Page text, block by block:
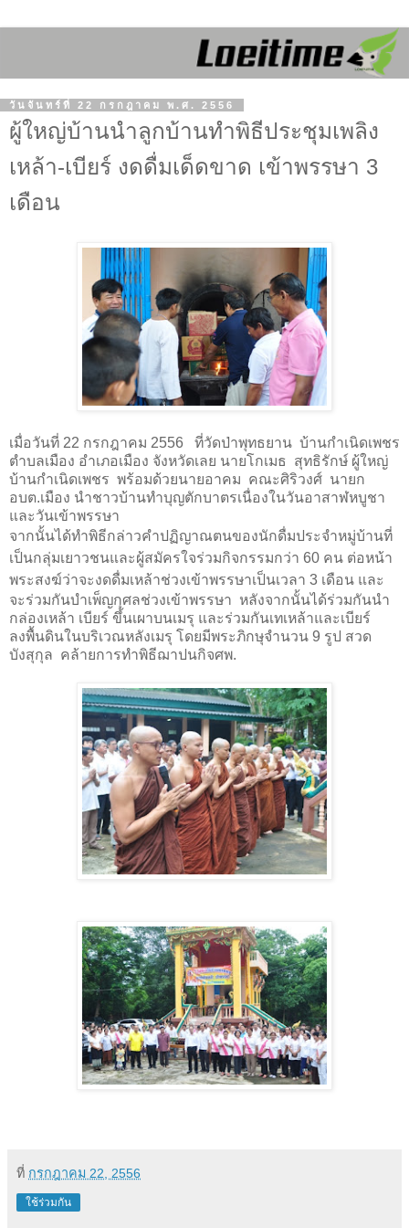
วันจันทร์ที่ 22 กรกฎาคม พ.ศ. 2556
ผู้ใหญ่บ้านนำลูกบ้านทำพิธีประชุมเพลิง
เหล้า-เบียร์ งดดื่มเด็ดขาด เข้าพรรษา 3
เดือน
เมื่อวันที่ 22 กรกฎาคม 2556
ที่วัดป่าพุทธยาน บ้านกำเนิดเพชร
ตำบลเมือง อำเภอเมือง จังหวัดเลย นายโกเมธ สุทธิรักษ์ ผู้ใหญ่
บ้านกำเนิดเพชร พร้อมด้วยนายอาคม คณะศิริวงศ์ นายก
อบต.เมือง นำชาวบ้านทำบุญตักบาตรเนื่องในวันอาสาฬหบูชา
และวันเข้าพรรษา
จากนั้นได้ทำพิธีกล่าวคำปฏิญาณตนของนักดื่มประจำหมู่บ้านที่
เป็นกลุ่มเยาวชนและผู้สมัครใจร่วมกิจกรรมกว่า 60 คน ต่อหน้า
พระสงฆ์ว่าจะงดดื่มเหล้าช่วงเข้าพรรษาเป็นเวลา 3 เดือน และ
จะร่วมกันบำเพ็ญกุศลช่วงเข้าพรรษา หลังจากนั้นได้ร่วมกันนำ
กล่องเหล้า เบียร์ ขึ้นเผาบนเมรุ และร่วมกันเทเหล้าและเบียร์
ลงพื้นดินในบริเวณหลังเมรุ โดยมีพระภิกษุจำนวน 9 รูป สวด
บังสุกุล คล้ายการทำพิธีฌาปนกิจศพ.
ที่ กรกฎาคม 22, 2556
ใช้ร่วมกัน